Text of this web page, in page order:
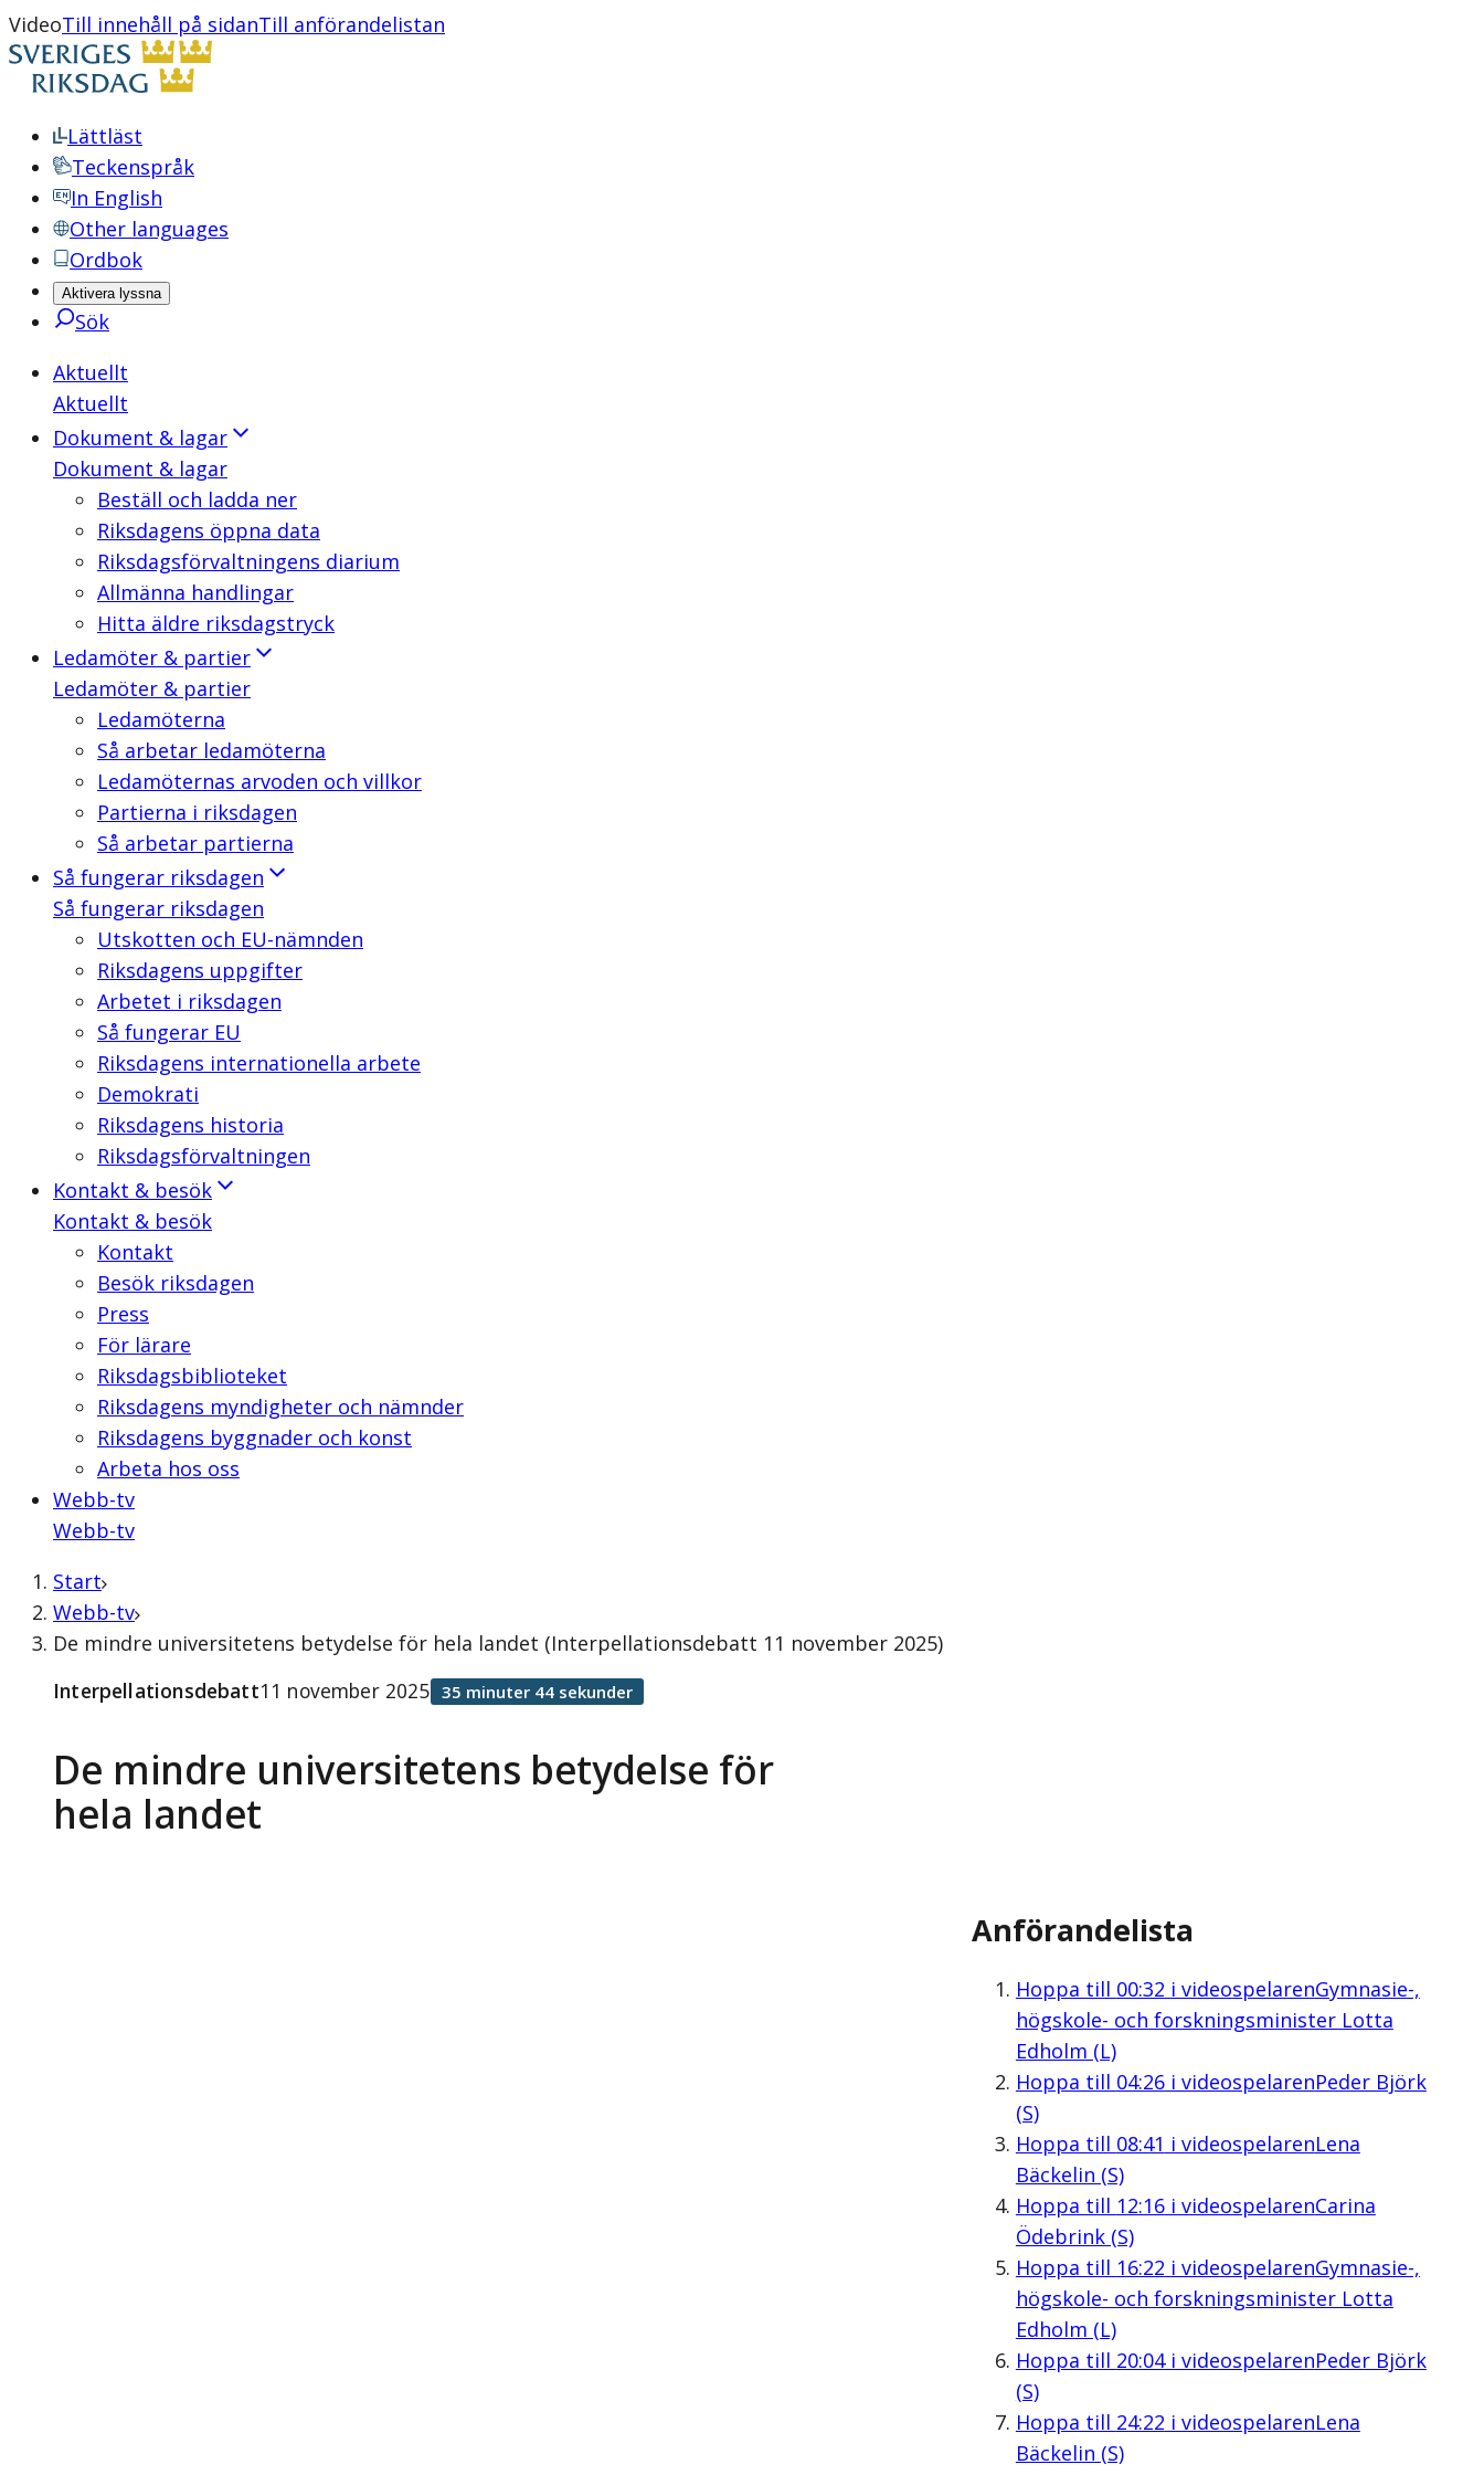
VideoTill innehåll på sidanTill anförandelistan
Lättläst
Teckenspråk
In English
Other languages
Ordbok
Aktivera lyssna
Sök
Aktuellt
Aktuellt
Dokument & lagar
Dokument & lagar
Beställ och ladda ner
Riksdagens öppna data
Riksdagsförvaltningens diarium
Allmänna handlingar
Hitta äldre riksdagstryck
Ledamöter & partier
Ledamöter & partier
Ledamöterna
Så arbetar ledamöterna
Ledamöternas arvoden och villkor
Partierna i riksdagen
Så arbetar partierna
Så fungerar riksdagen
Så fungerar riksdagen
Utskotten och EU-nämnden
Riksdagens uppgifter
Arbetet i riksdagen
Så fungerar EU
Riksdagens internationella arbete
Demokrati
Riksdagens historia
Riksdagsförvaltningen
Kontakt & besök
Kontakt & besök
Kontakt
Besök riksdagen
Press
För lärare
Riksdagsbiblioteket
Riksdagens myndigheter och nämnder
Riksdagens byggnader och konst
Arbeta hos oss
Webb-tv
Webb-tv
Start
Webb-tv
De mindre universitetens betydelse för hela landet (Interpellationsdebatt 11 november 2025)
De mindre universitetens betydelse för
hela landet
Interpellationsdebatt11 november 2025 35 minuter 44 sekunder
Anförandelista
Hoppa till 00:32 i videospelarenGymnasie-,
högskole- och forskningsminister Lotta
Edholm (L)
Hoppa till 04:26i videospelarenPeder Björk
(S)
Hoppa till 08:41 i videospelarenLena
Bäckelin (S)
Hoppa till 12:16i videospelarenCarina
Ödebrink (S)
Hoppa till 16:22 i videospelarenGymnasie-,
högskole- och forskningsminister Lotta
Edholm (L)
Hoppa till 20:04i videospelarenPeder Björk
(S)
Hoppa till 24:22 i videospelarenLena
Bäckelin (S)